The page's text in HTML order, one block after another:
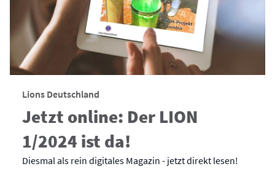
Lions Deutschland
Jetzt online: Der LION
1/2024 ist da!
Diesmal als rein digitales Magazin - jetzt direkt lesen!